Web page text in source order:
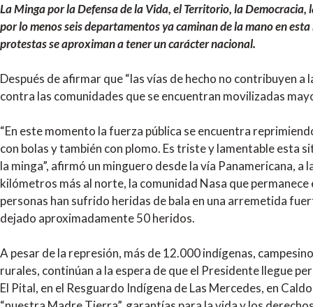
La Minga por la Defensa de la Vida, el Territorio, la Democracia,
por lo menos seis departamentos ya caminan de la mano en
protestas se aproximan a tener un carácter nacional.
Después de afirmar que “las vías de hecho no contribuyen
contra las comunidades que se encuentran movilizadas
“En este momento la fuerza pública se encuentra
con bolas y también con plomo. Es triste y lamentable esta
la minga”, afirmó un minguero desde la vía Panamericana,
kilómetros más al norte, la comunidad Nasa que
personas han sufrido heridas de bala en una arremetida
dejado aproximadamente 50 heridos.
A pesar de la represión, más de 12.000 indígenas,
rurales, continúan a la espera de que el Presidente llegue
El Pital, en el Resguardo Indígena de Las Mercedes, en